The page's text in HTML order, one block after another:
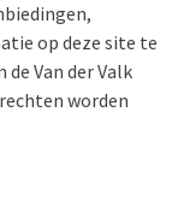
op deze site te
Van der Valk
worden